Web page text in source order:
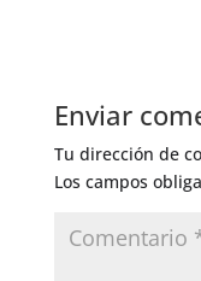
Enviar
Tu dirección de
Los campos